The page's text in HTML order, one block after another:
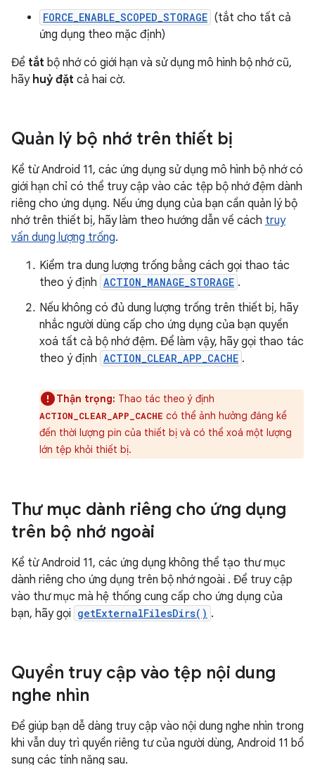
FORCE_ENABLE_SCOPED_STORAGE (tắt cho tất cả
ứng dụng theo mặc định)
Để tắt bộ nhớ có giới hạn và sử dụng mô hình bộ nhớ cũ,
hãy huỷ đặt cả hai cờ.
Quản lý bộ nhớ trên thiết bị
Kể từ Android 11, các ứng dụng sử dụng mô hình bộ nhớ có
giới hạn chỉ có thể truy cập vào các tệp bộ nhớ đệm dành
riêng cho ứng dụng. Nếu ứng dụng của bạn cần quản lý bộ
nhớ trên thiết bị, hãy làm theo hướng dẫn về cách truy
vấn dung lượng trống.
Kiểm tra dung lượng trống bằng cách gọi thao tác
theo ý định ACTION_MANAGE_STORAGE .
Nếu không có đủ dung lượng trống trên thiết bị, hãy
nhắc người dùng cấp cho ứng dụng của bạn quyền
xoá tất cả bộ nhớ đệm. Để làm vậy, hãy gọi thao tác
theo ý định ACTION_CLEAR_APP_CACHE .
Thận trọng: Thao tác theo ý định
ACTION_CLEAR_APP_CACHE có thể ảnh hưởng đáng kể
đến thời lượng pin của thiết bị và có thể xoá một lượng
lớn tệp khỏi thiết bị.
Thư mục dành riêng cho ứng dụng
trên bộ nhớ ngoài
Kể từ Android 11, các ứng dụng không thể tạo thư mục
dành riêng cho ứng dụng trên bộ nhớ ngoài . Để truy cập
vào thư mục mà hệ thống cung cấp cho ứng dụng của
bạn, hãy gọi getExternalFilesDirs() .
Quyền truy cập vào tệp nội dung
nghe nhìn
Để giúp bạn dễ dàng truy cập vào nội dung nghe nhìn trong
khi vẫn duy trì quyền riêng tư của người dùng, Android 11 bổ
sung các tính năng sau.